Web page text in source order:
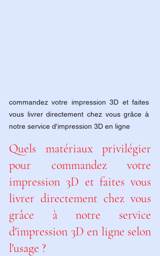
commandez votre impression 3D et faites
vous livrer directement chez vous grâce à
notre service d'impression 3D en ligne
Quels matériaux privilégier
pour commandez votre
impression 3D et faites vous
livrer directement chez vous
grâce à notre service
d'impression 3D en ligne selon
l'usage ?